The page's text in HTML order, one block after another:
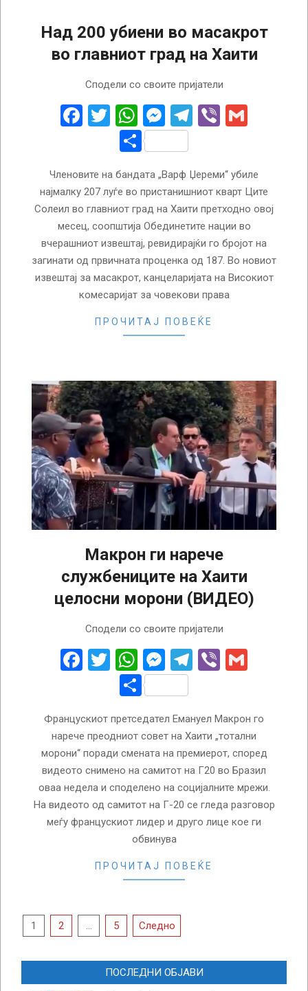
Над 200 убиени во масакрот
во главниот град на Хаити
Сподели со своите пријатели
Facebook
Twitter
WhatsApp
Messenger
Telegram
Viber
Share
Членовите на бандата „Варф Џереми“ убиле
најмалку 207 луѓе во пристанишниот кварт Ците
Солеил во главниот град на Хаити претходно овој
месец, соопштија Обединетите нации во
вчерашниот извештај, ревидирајќи го бројот на
загинати од првичната проценка од 187. Во новиот
извештај за масакрот, канцеларијата на Високиот
комесаријат за човекови права
ПРОЧИТАЈ ПОВЕЌЕ
Макрон ги нарече
службениците на Хаити
целосни морони (ВИДЕО)
Сподели со своите пријатели
Facebook
TwitterWhatsApp
Messenger
Telegram
Viber
Share
Францускиот претседател Емануел Макрон го
нарече преодниот совет на Хаити „тотални
морони“ поради смената на премиерот, според
видеото снимено на самитот на Г20 во Бразил
оваа недела и споделено на социјалните мрежи.
На видеото од самитот на Г-20 се гледа разговор
меѓу францускиот лидер и друго лице кое ги
обвинува
ПРОЧИТАЈ ПОВЕЌЕ
Posts
1 2 … 5 Следно
ПОСЛЕДНИ ОБЈАВИ